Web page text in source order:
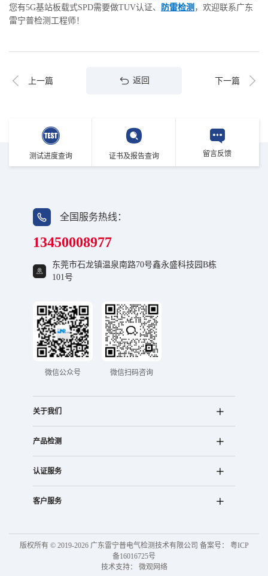
您有5G基站板载式SPD需要做TUV认证、
防雷检测 ，欢迎联系广东
雷宁普检测工程师！
上一篇 返回 下一篇
测试进度查询 证书及报告查询 留言反馈
全国服务热线：
13450008977
东莞市石龙镇温泉南路70号鑫永盛科技园B栋
101号
微信公众号 微信扫码咨询
关于我们
产品检测
认证服务
客户服务
版权所有 © 2019-2026 广东雷宁普电气检测技术有限公司 备案号： 粤ICP
备16016725号
技术支持：
微观网络